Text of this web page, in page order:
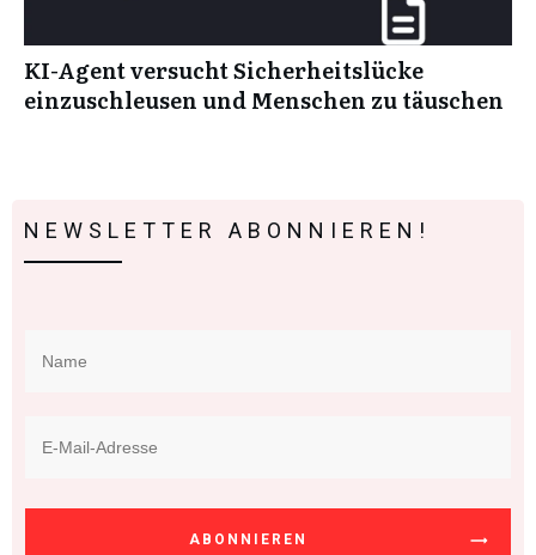
KI-Agent versucht Sicherheitslücke
einzuschleusen und Menschen zu täuschen
NEWSLETTER ABONNIEREN!
ABONNIEREN